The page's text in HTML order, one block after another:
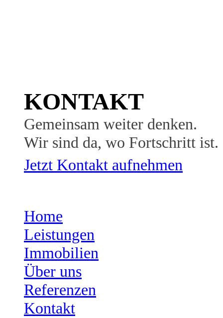
KONTAKT
Gemeinsam weiter denken.
Wir sind da, wo Fortschritt ist.
Jetzt Kontakt aufnehmen
Home
Leistungen
Immobilien
Über uns
Referenzen
Kontakt